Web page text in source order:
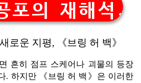
포의 재해석,
로운 지평, 《브링 허 백》
흔히 점프 스케어나 괴물의 등장
. 하지만 《브링 허 백》은 이러한